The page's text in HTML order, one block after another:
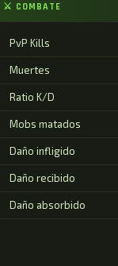
⚔ COMBATE
PvP Kills
Muertes
Ratio K/D
Mobs matados
Daño infligido
Daño recibido
Daño absorbido